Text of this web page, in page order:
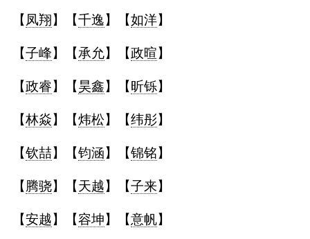
肖
起
名
蛇年起名
龙年起名
兔年起名
【 凤翔】【千逸】【如洋】
【子峰】【承允】【政暄】
【政睿】【昊鑫】【 昕铄】
【林焱】【炜松】【纬彤】
【钦喆】【钧涵】【锦铭】
【 腾骁】【天越】【子来】
【安越】【容坤】【意帆】